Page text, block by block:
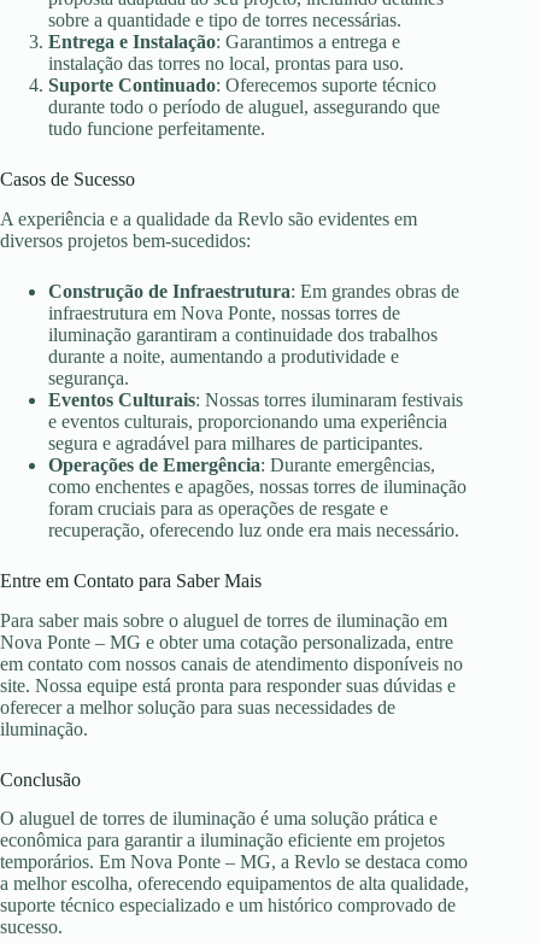
sobre a quantidade e tipo de torres necessárias.
Entrega e Instalação: Garantimos a entrega e
instalação das torres no local, prontas para uso.
Suporte Continuado: Oferecemos suporte técnico
durante todo o período de aluguel, assegurando que
tudo funcione perfeitamente.
Casos de Sucesso
A experiência e a qualidade da Revlo são evidentes em
diversos projetos bem-sucedidos:
Construção de Infraestrutura: Em grandes obras de
infraestrutura em Nova Ponte, nossas torres de
iluminação garantiram a continuidade dos trabalhos
durante a noite, aumentando a produtividade e
segurança.
Eventos Culturais: Nossas torres iluminaram festivais
e eventos culturais, proporcionando uma experiência
segura e agradável para milhares de participantes.
Operações de Emergência: Durante emergências,
como enchentes e apagões, nossas torres de iluminação
foram cruciais para as operações de resgate e
recuperação, oferecendo luz onde era mais necessário.
Entre em Contato para Saber Mais
Para saber mais sobre o aluguel de torres de iluminação em
Nova Ponte – MG e obter uma cotação personalizada, entre
em contato com nossos canais de atendimento disponíveis no
site. Nossa equipe está pronta para responder suas dúvidas e
oferecer a melhor solução para suas necessidades de
iluminação.
Conclusão
O aluguel de torres de iluminação é uma solução prática e
econômica para garantir a iluminação eficiente em projetos
temporários. Em Nova Ponte – MG, a Revlo se destaca como
a melhor escolha, oferecendo equipamentos de alta qualidade,
suporte técnico especializado e um histórico comprovado de
sucesso.